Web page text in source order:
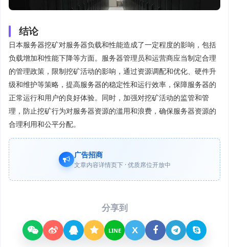
结论
日本服务器挖矿对服务器负载和性能造成了一定程度的影响，包括
负载增加和性能下降等方面。服务器管理员和运营商应当制定合理
的管理政策，限制挖矿活动的影响，通过资源调配和优化、硬件升
级和维护等策略，提高服务器的稳定性和运行效率，保障服务器的
正常运行和用户的良好体验。同时，加强对挖矿活动的监管和管
理，防止挖矿行为对服务器资源的滥用和浪费，确保服务器资源的
合理利用和公平分配。
广告招商
文章内容详情页下 · 优质席位开放中
分享到
LINE X